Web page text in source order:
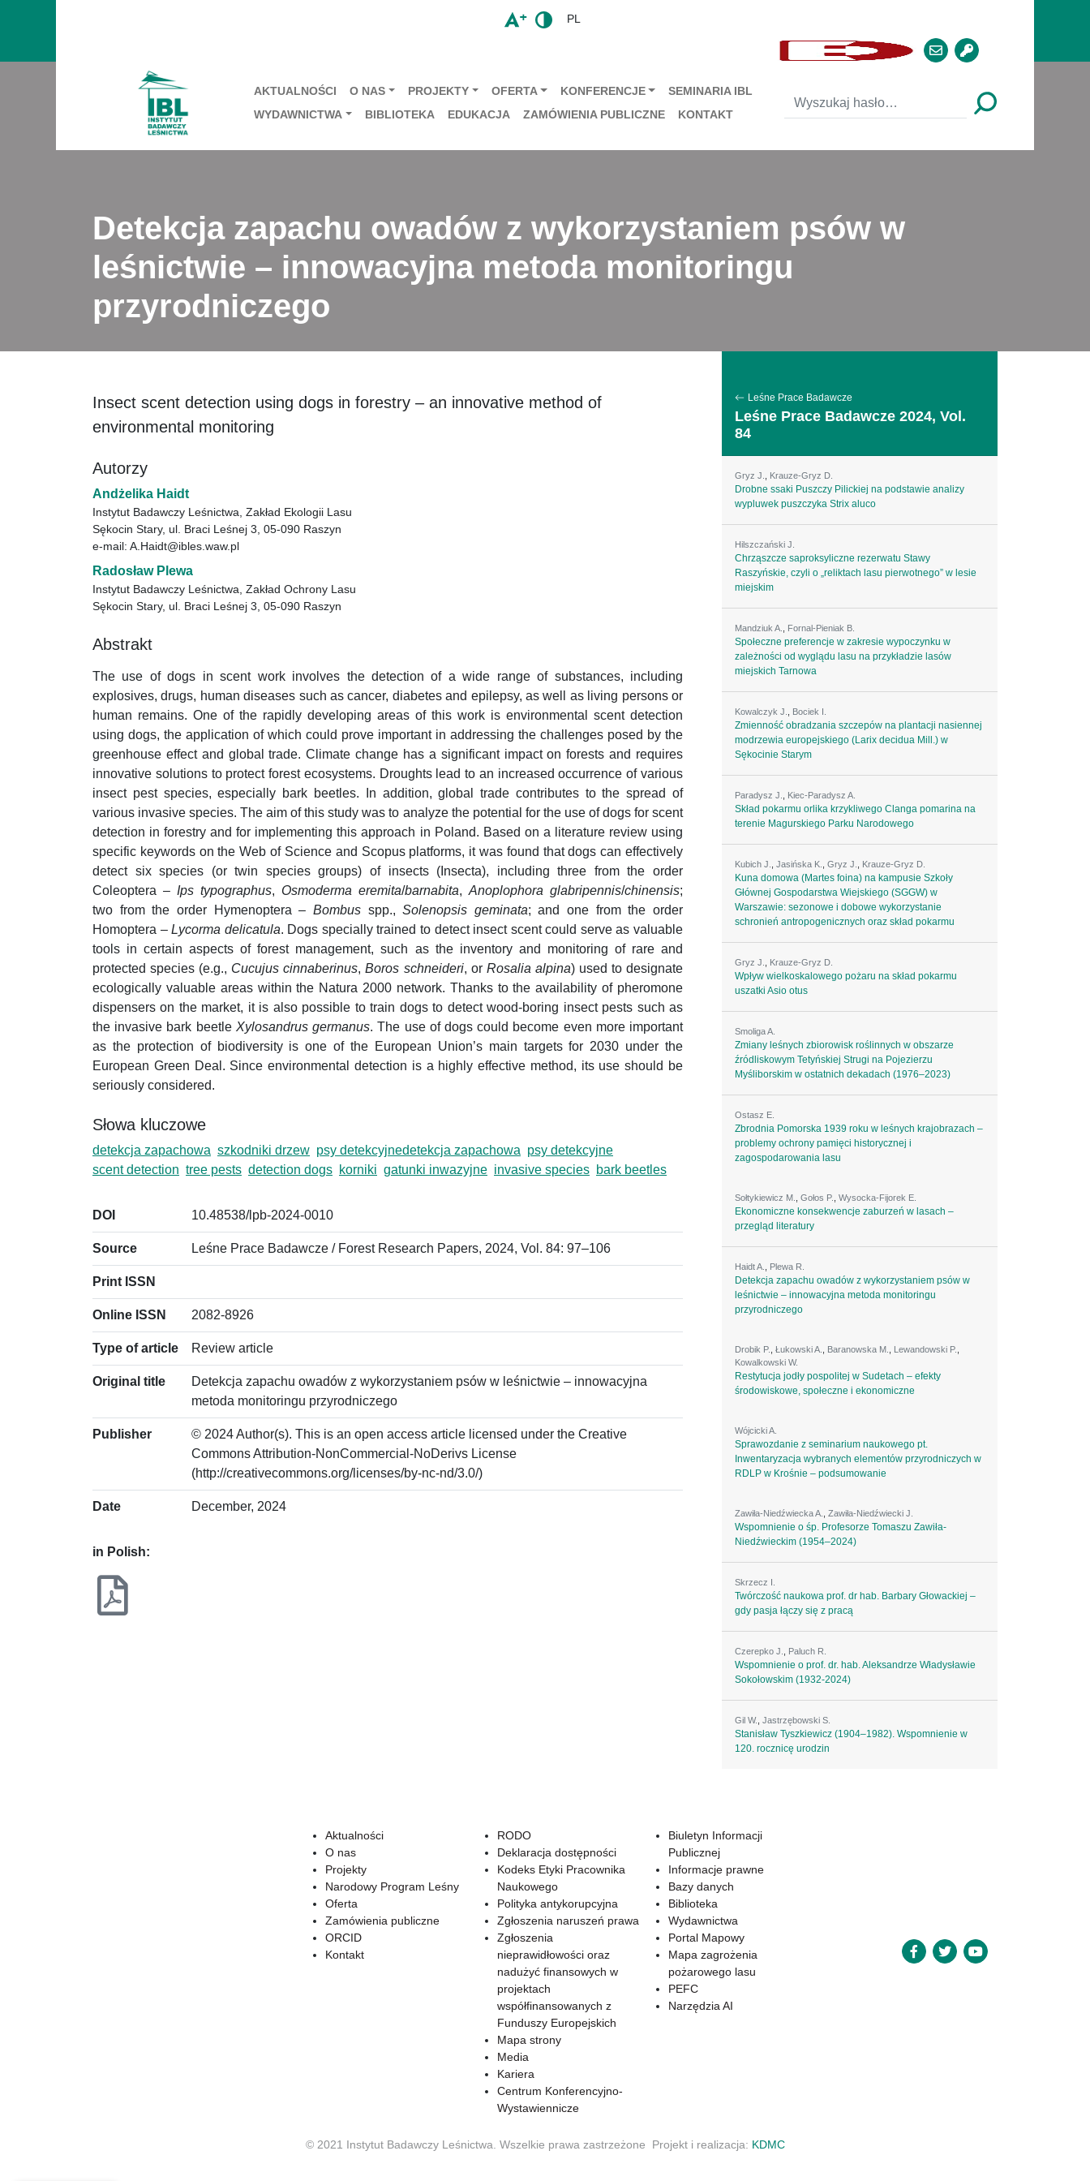
PL
AKTUALNOŚCI O NAS PROJEKTY OFERTA KONFERENCJE
SEMINARIA IBL
WYDAWNICTWA
BIBLIOTEKA EDUKACJA ZAMÓWIENIA PUBLICZNE KONTAKT
Detekcja zapachu owadów z wykorzystaniem psów w
leśnictwie – innowacyjna metoda monitoringu
przyrodniczego
Insect scent detection using dogs in forestry – an innovative method of
environmental monitoring
Autorzy
Andżelika Haidt
Instytut Badawczy Leśnictwa, Zakład Ekologii Lasu
Sękocin Stary, ul. Braci Leśnej 3, 05-090 Raszyn
e-mail: A.Haidt@ibles.waw.pl
Radosław Plewa
Instytut Badawczy Leśnictwa, Zakład Ochrony Lasu
Sękocin Stary, ul. Braci Leśnej 3, 05-090 Raszyn
Abstrakt
The use of dogs in scent work involves the detection of a wide range of substances, including
explosives, drugs, human diseases such as cancer, diabetes and epilepsy, as well as living persons or
human remains. One of the rapidly developing areas of this work is environmental scent detection
using dogs, the application of which could prove important in addressing the challenges posed by the
greenhouse effect and global trade. Climate change has a significant impact on forests and requires
innovative solutions to protect forest ecosystems. Droughts lead to an increased occurrence of various
insect pest species, especially bark beetles. In addition, global trade contributes to the spread of
various invasive species. The aim of this study was to analyze the potential for the use of dogs for scent
detection in forestry and for implementing this approach in Poland. Based on a literature review using
specific keywords on the Web of Science and Scopus platforms, it was found that dogs can effectively
detect six species (or twin species groups) of insects (Insecta), including three from the order
Coleoptera – Ips typographus, Osmoderma eremita/barnabita, Anoplophora glabripennis/chinensis;
two from the order Hymenoptera – Bombusspp.,Solenopsis geminata; and one from the order
Homoptera –Lycorma delicatula. Dogs specially trained to detect insect scent could serve as valuable
tools in certain aspects of forest management, such as the inventory and monitoring of rare and
protected species (e.g., Cucujus cinnaberinus,Boros schneideri, or Rosalia alpina) used to designate
ecologically valuable areas within the Natura 2000 network. Thanks to the availability of pheromone
dispensers on the market, it is also possible to train dogs to detect wood-boring insect pests such as
the invasive bark beetle Xylosandrus germanus. The use of dogs could become even more important
as the protection of biodiversity is one of the European Union’s main targets for 2030 under the
European Green Deal. Since environmental detection is a highly effective method, its use should be
seriously considered.
Słowa kluczowe
detekcja zapachowa szkodniki drzew psy detekcyjnedetekcja zapachowa psy detekcyjne
scent detection tree pests detection dogs korniki gatunki inwazyjne invasive species bark beetles
DOI 10.48538/lpb-2024-0010
Source Leśne Prace Badawcze / Forest Research Papers, 2024, Vol. 84: 97–106
Print ISSN
Online ISSN 2082-8926
Type of article Review article
Original title
Detekcja zapachu owadów z wykorzystaniem psów w leśnictwie – innowacyjna
metoda monitoringu przyrodniczego
Publisher
© 2024 Author(s). This is an open access article licensed under the Creative
Commons Attribution-NonCommercial-NoDerivs License
(http://creativecommons.org/licenses/by-nc-nd/3.0/)
Date December, 2024
in Polish:
Leśne Prace Badawcze
Leśne Prace Badawcze 2024, Vol.
84
Gryz J. Krauze-Gryz D.
Drobne ssaki Puszczy Pilickiej na podstawie analizy
wypluwek puszczyka Strix aluco
Hilszczański J.
Chrząszcze saproksyliczne rezerwatu Stawy
Raszyńskie, czyli o „reliktach lasu pierwotnego” w lesie
miejskim
Mandziuk A. Fornal-Pieniak B.
Społeczne preferencje w zakresie wypoczynku w
zależności od wyglądu lasu na przykładzie lasów
miejskich Tarnowa
Kowalczyk J. Bociek I.
Zmienność obradzania szczepów na plantacji nasiennej
modrzewia europejskiego (Larix decidua Mill.) w
Sękocinie Starym
Paradysz J. Kiec-Paradysz A.
Skład pokarmu orlika krzykliwego Clanga pomarina na
terenie Magurskiego Parku Narodowego
Kubich J. Jasińska K. Gryz J. Krauze-Gryz D.
Kuna domowa (Martes foina) na kampusie Szkoły
Głównej Gospodarstwa Wiejskiego (SGGW) w
Warszawie: sezonowe i dobowe wykorzystanie
schronień antropogenicznych oraz skład pokarmu
Gryz J. Krauze-Gryz D.
Wpływ wielkoskalowego pożaru na skład pokarmu
uszatki Asio otus
Smoliga A.
Zmiany leśnych zbiorowisk roślinnych w obszarze
źródliskowym Tetyńskiej Strugi na Pojezierzu
Myśliborskim w ostatnich dekadach (1976–2023)
Ostasz E.
Zbrodnia Pomorska 1939 roku w leśnych krajobrazach –
problemy ochrony pamięci historycznej i
zagospodarowania lasu
Sołtykiewicz M. Gołos P. Wysocka-Fijorek E.
Ekonomiczne konsekwencje zaburzeń w lasach –
przegląd literatury
Haidt A. Plewa R.
Detekcja zapachu owadów z wykorzystaniem psów w
leśnictwie – innowacyjna metoda monitoringu
przyrodniczego
Drobik P. Łukowski A. Baranowska M. Lewandowski P.
Kowalkowski W.
Restytucja jodły pospolitej w Sudetach – efekty
środowiskowe, społeczne i ekonomiczne
Wójcicki A.
Sprawozdanie z seminarium naukowego pt.
Inwentaryzacja wybranych elementów przyrodniczych w
RDLP w Krośnie – podsumowanie
Zawiła-Niedźwiecka A. Zawiła-Niedźwiecki J.
Wspomnienie o śp. Profesorze Tomaszu Zawiła-
Niedźwieckim (1954–2024)
Skrzecz I.
Twórczość naukowa prof. dr hab. Barbary Głowackiej –
gdy pasja łączy się z pracą
Czerepko J. Paluch R.
Wspomnienie o prof. dr. hab. Aleksandrze Władysławie
Sokołowskim (1932-2024)
Gil W. Jastrzębowski S.
Stanisław Tyszkiewicz (1904–1982). Wspomnienie w
120. rocznicę urodzin
Aktualności
O nas
Projekty
Narodowy Program Leśny
Oferta
Zamówienia publiczne
ORCID
Kontakt
RODO
Deklaracja dostępności
Kodeks Etyki Pracownika
Naukowego
Polityka antykorupcyjna
Zgłoszenia naruszeń prawa
Zgłoszenia
nieprawidłowości oraz
nadużyć finansowych w
projektach
współfinansowanych z
Funduszy Europejskich
Mapa strony
Media
Kariera
Centrum Konferencyjno-
Wystawiennicze
Biuletyn Informacji
Publicznej
Informacje prawne
Bazy danych
Biblioteka
Wydawnictwa
Portal Mapowy
Mapa zagrożenia
pożarowego lasu
PEFC
Narzędzia AI
© 2021 Instytut Badawczy Leśnictwa. Wszelkie prawa zastrzeżone Projekt i realizacja: KDMC